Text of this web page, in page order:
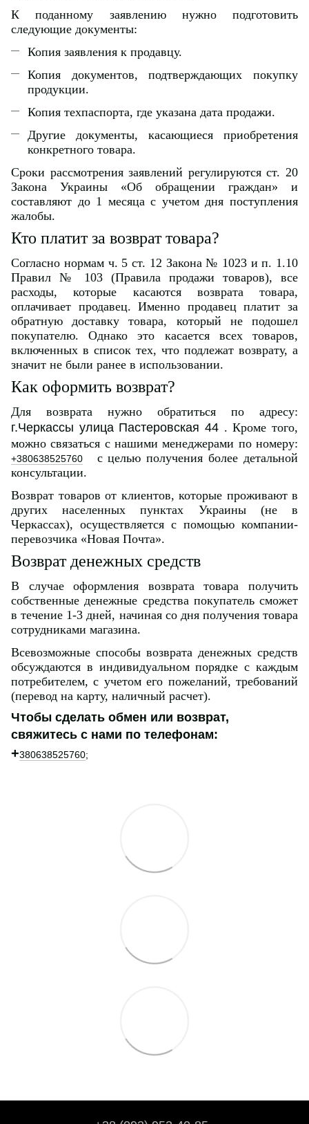
К поданному заявлению нужно подготовить
следующие документы:
Копия заявления к продавцу.
Копия документов, подтверждающих покупку
продукции.
Копия техпаспорта, где указана дата продажи.
Другие документы, касающиеся приобретения
конкретного товара.
Сроки рассмотрения заявлений регулируются ст. 20
Закона Украины «Об обращении граждан» и
составляют до 1 месяца с учетом дня поступления
жалобы.
Кто платит за возврат товара?
Согласно нормам ч. 5 ст. 12 Закона № 1023 и п. 1.10
Правил № 103 (Правила продажи товаров), все
расходы, которые касаются возврата товара,
оплачивает продавец. Именно продавец платит за
обратную доставку товара, который не подошел
покупателю. Однако это касается всех товаров,
включенных в список тех, что подлежат возврату, а
значит не были ранее в использовании.
Как оформить возврат?
Для возврата нужно обратиться по адресу:
г.Черкассы улица Пастеровская 44 . Кроме того,
можно связаться с нашими менеджерами по номеру:
+380638525760
с целью получения более детальной
консультации.
Возврат товаров от клиентов, которые проживают в
других населенных пунктах Украины (не в
Черкассах), осуществляется с помощью компании-
перевозчика «Новая Почта».
Возврат денежных средств
В случае оформления возврата товара получить
собственные денежные средства покупатель сможет
в течение 1-3 дней, начиная со дня получения товара
сотрудниками магазина.
Всевозможные способы возврата денежных средств
обсуждаются в индивидуальном порядке с каждым
потребителем, с учетом его пожеланий, требований
(перевод на карту, наличный расчет).
Чтобы сделать обмен или возврат,
свяжитесь с нами по телефонам:
+380638525760;